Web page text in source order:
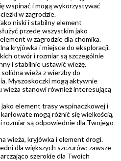
wspinać i mogą wykorzystywać
w zagrodzie.
niski i stabilny element
przede wszystkim jako
w zagrodzie dla chomika.
kryjówka i miejsce do eksploracji.
otwór i rozmiar są szczególnie
i stabilnie ustawić wieżę.
wieża z wierzby do
Myszoskoczki mogą aktywnie
wieża stanowi również interesującą
element trasy wspinaczkowej i
mogą różnić się wielkością,
rozmiar są odpowiednie dla Twojego
wieża, kryjówka i element drogi.
dla większych szczurów; zawsze
szerokie dla Twoich